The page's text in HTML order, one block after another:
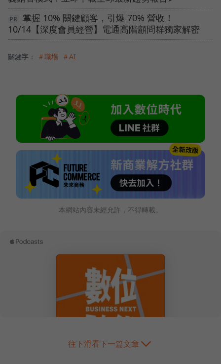
掌握 10% 關鍵顧客，引爆 70% 營收！
10/14【深度會員經營】電通高階顧問群獨家解密
關鍵字： ＃職場 ＃AI
本網站內容未經允許，不得轉載。
往下滑看下一篇文章